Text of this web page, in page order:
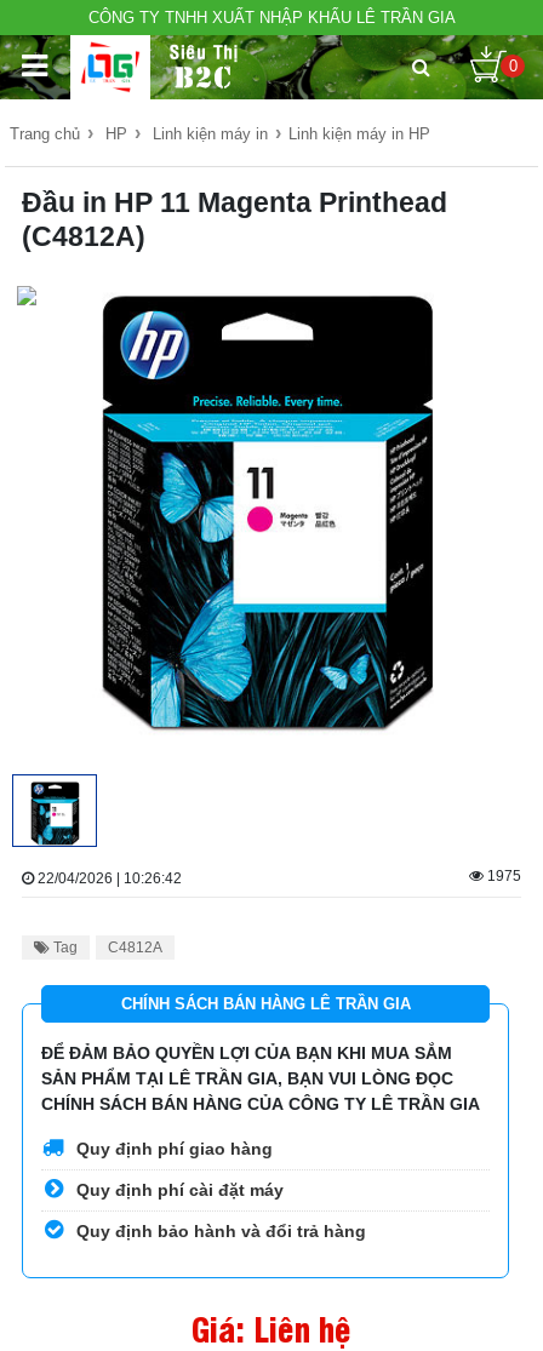
CÔNG TY TNHH XUẤT NHẬP KHẨU LÊ TRẦN GIA
0
Trang chủ › HP › Linh kiện máy in › Linh kiện máy in HP
Đầu in HP 11 Magenta Printhead
(C4812A)
22/04/2026 | 10:26:42 1975
Tag C4812A
CHÍNH SÁCH BÁN HÀNG LÊ TRẦN GIA
ĐỂ ĐẢM BẢO QUYỀN LỢI CỦA BẠN KHI MUA SẮM
SẢN PHẨM TẠI LÊ TRẦN GIA, BẠN VUI LÒNG ĐỌC
CHÍNH SÁCH BÁN HÀNG CỦA CÔNG TY LÊ TRẦN GIA
Quy định phí giao hàng
Quy định phí cài đặt máy
Quy định bảo hành và đổi trả hàng
Giá: Liên hệ